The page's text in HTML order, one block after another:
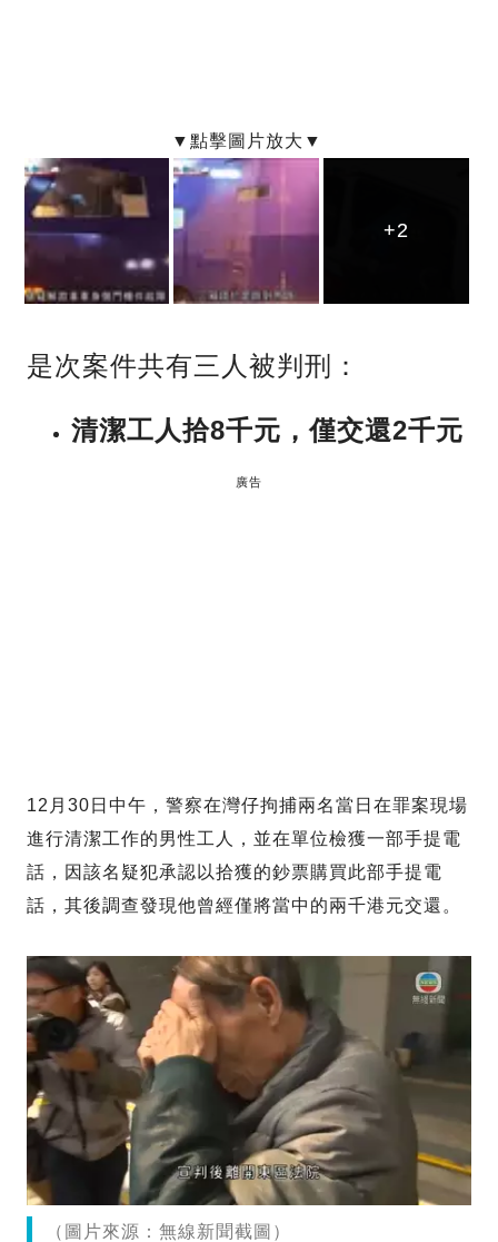
+2
+2
+2
是次案件共有三人被判刑：
清潔工人拾8千元，僅交還2千元
廣告
12月30日中午，警察在灣仔拘捕兩名當日在罪案現場
進行清潔工作的男性工人，並在單位檢獲一部手提電
話，因該名疑犯承認以拾獲的鈔票購買此部手提電
話，其後調查發現他曾經僅將當中的兩千港元交還。
（圖片來源：無線新聞截圖）